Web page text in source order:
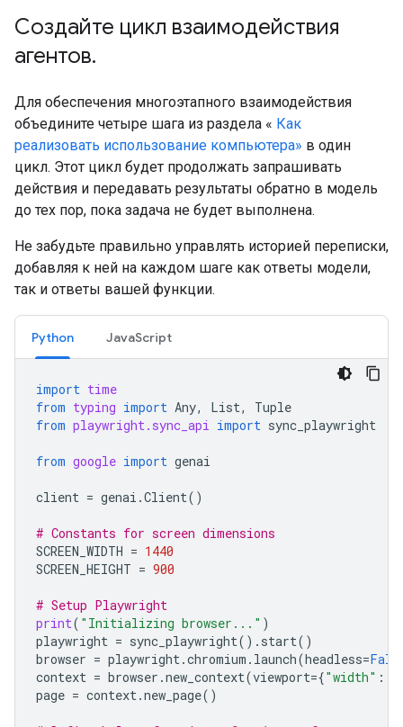
Создайте цикл взаимодействия
агентов.
Для обеспечения многоэтапного взаимодействия
объедините четыре шага из раздела « Как
реализовать использование компьютера» в один
цикл. Этот цикл будет продолжать запрашивать
действия и передавать результаты обратно в модель
до тех пор, пока задача не будет выполнена.
Не забудьте правильно управлять историей переписки,
добавляя к ней на каждом шаге как ответы модели,
так и ответы вашей функции.
Python JavaScript
import time
from typing import Any, List,
Tuple
from playwright.sync_api import sync_playwright
from google import genai
client = genai .Client()
# Constants for screen dimensions
SCREEN_WIDTH = 1440
SCREEN_HEIGHT = 900
# Setup Playwright
print( "Initializing browser..." )
playwright = sync_playwright() . start()
browser = playwright.chromium . launch(headless=
context = browser .new_context(viewport={"width" :
page = context.new_page()